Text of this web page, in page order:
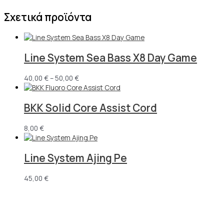
Σχετικά προϊόντα
Line System Sea Bass X8 Day Game
40,00 €–50,00 €
BKK Solid Core Assist Cord
8,00 €
Line System Ajing Pe
45,00 €